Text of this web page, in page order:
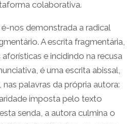
colaborativa.
nos demonstrada a radical
A escrita fragmentária,
e incidindo na recusa
é uma escrita abissal,
palavras da própria autora:
imposta pelo texto
senda, a autora culmina o